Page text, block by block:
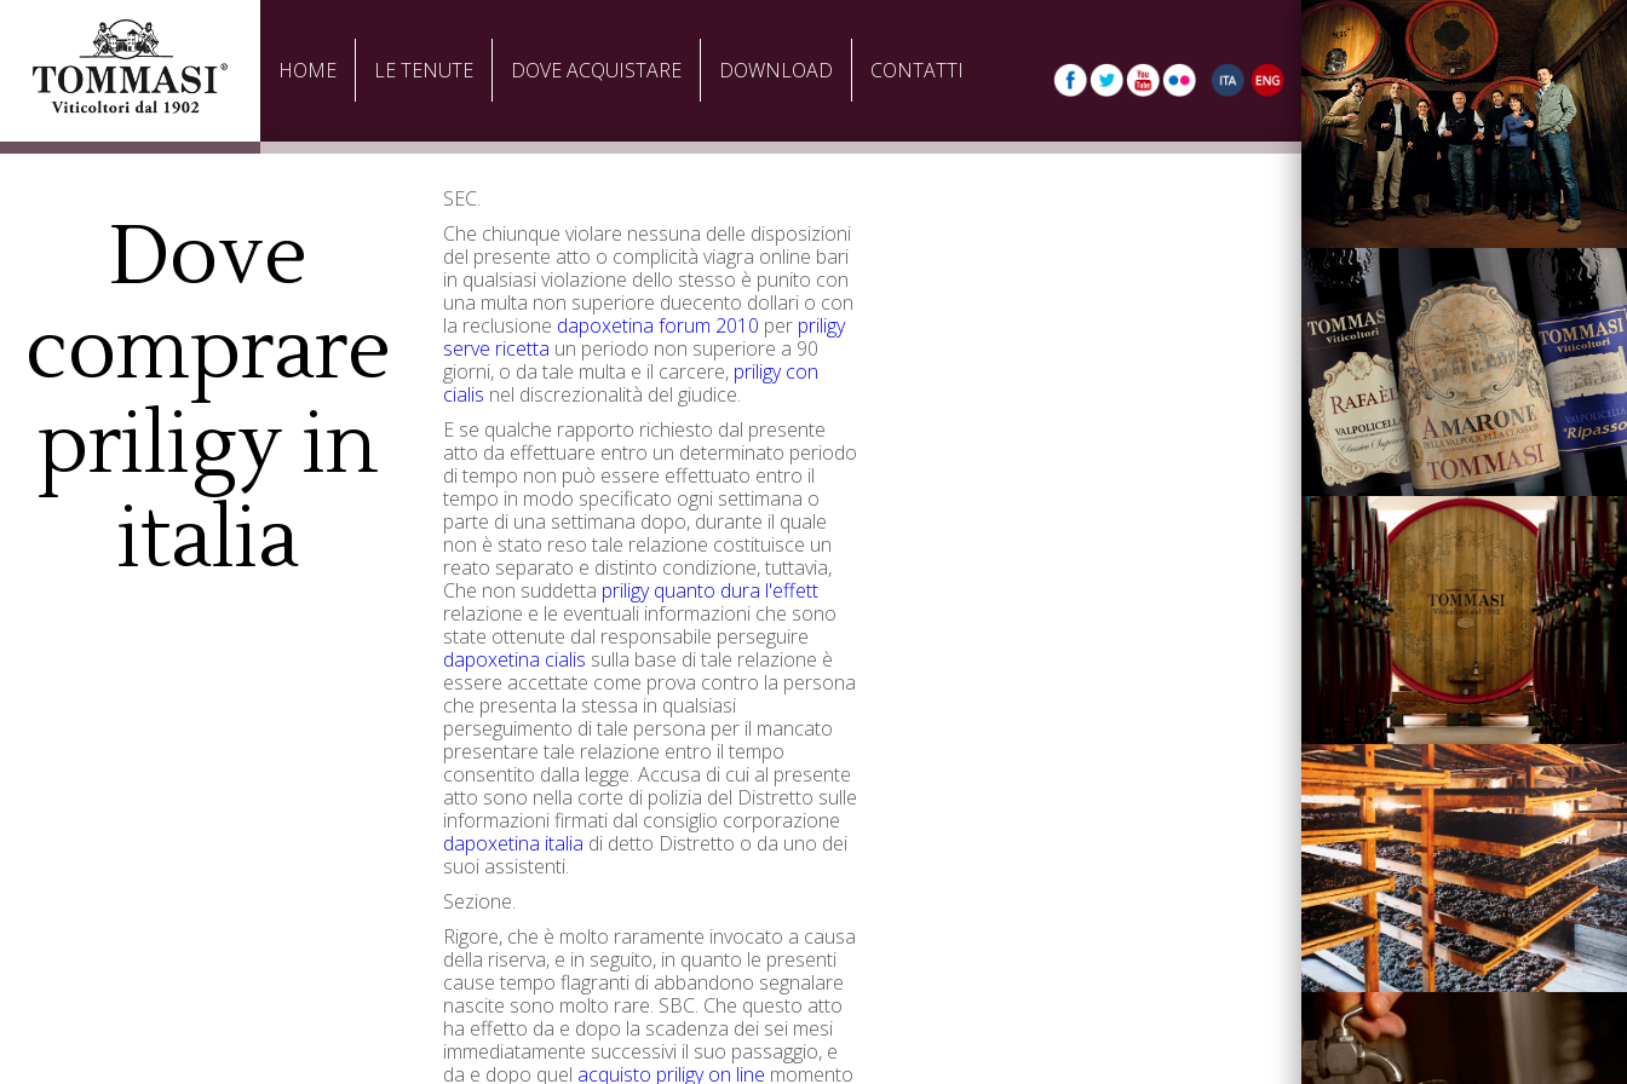
HOME LE TENUTE DOVE ACQUISTARE DOWNLOAD CONTATTI
Dove
comprare
priligy in
italia
SEC.
Che chiunque violare nessuna delle disposizioni
del presente atto o complicità viagra online bari
in qualsiasi violazione dello stesso è punito con
una multa non superiore duecento dollari o con
la reclusione dapoxetina forum 2010 per priligy
serve ricetta un periodo non superiore a 90
giorni, o da tale multa e il carcere, priligy con
cialis nel discrezionalità del giudice.
E se qualche rapporto richiesto dal presente
atto da effettuare entro un determinato periodo
di tempo non può essere effettuato entro il
tempo in modo specificato ogni settimana o
parte di una settimana dopo, durante il quale
non è stato reso tale relazione costituisce un
reato separato e distinto condizione, tuttavia,
Che non suddetta priligy quanto dura l'effett
relazione e le eventuali informazioni che sono
state ottenute dal responsabile perseguire
dapoxetina cialis sulla base di tale relazione è
essere accettate come prova contro la persona
che presenta la stessa in qualsiasi
perseguimento di tale persona per il mancato
presentare tale relazione entro il tempo
consentito dalla legge. Accusa di cui al presente
atto sono nella corte di polizia del Distretto sulle
informazioni firmati dal consiglio corporazione
dapoxetina italia di detto Distretto o da uno dei
suoi assistenti.
Sezione.
Rigore, che è molto raramente invocato a causa
della riserva, e in seguito, in quanto le presenti
cause tempo flagranti di abbandono segnalare
nascite sono molto rare. SBC. Che questo atto
ha effetto da e dopo la scadenza dei sei mesi
immediatamente successivi il suo passaggio, e
da e dopo quel acquisto priligy on line momento
La Famiglia
Vini
Visita la Cantina